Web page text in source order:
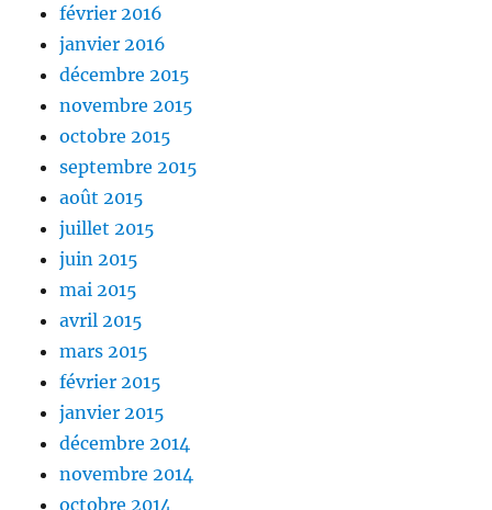
février 2016
janvier 2016
décembre 2015
novembre 2015
octobre 2015
septembre 2015
août 2015
juillet 2015
juin 2015
mai 2015
avril 2015
mars 2015
février 2015
janvier 2015
décembre 2014
novembre 2014
octobre 2014